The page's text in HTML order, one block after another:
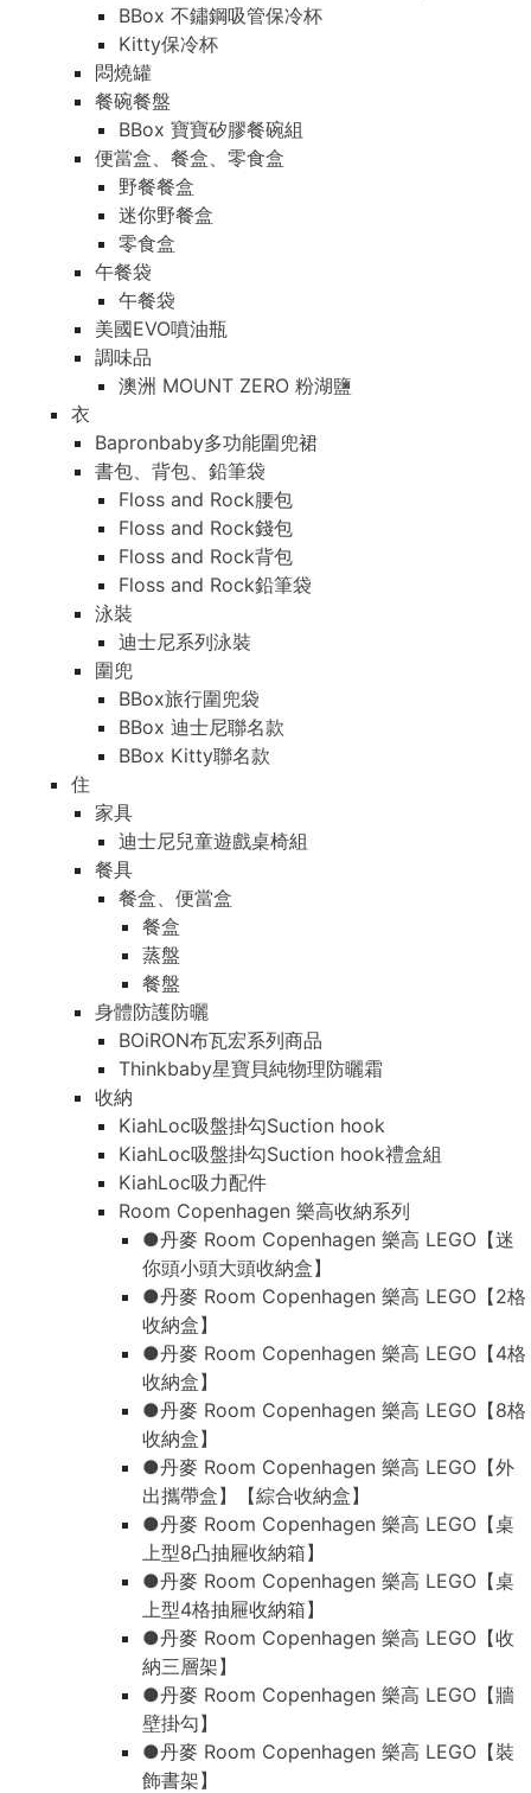
BBox 不鏽鋼吸管保冷杯
Kitty保冷杯
悶燒罐
餐碗餐盤
BBox 寶寶矽膠餐碗組
便當盒、餐盒、零食盒
野餐餐盒
迷你野餐盒
零食盒
午餐袋
午餐袋
美國EVO噴油瓶
調味品
澳洲 MOUNT ZERO 粉湖鹽
衣
Bapronbaby多功能圍兜裙
書包、背包、鉛筆袋
Floss and Rock腰包
Floss and Rock錢包
Floss and Rock背包
Floss and Rock鉛筆袋
泳裝
迪士尼系列泳裝
圍兜
BBox旅行圍兜袋
BBox 迪士尼聯名款
BBox Kitty聯名款
住
家具
迪士尼兒童遊戲桌椅組
餐具
餐盒、便當盒
餐盒
蒸盤
餐盤
身體防護防曬
BOiRON布瓦宏系列商品
Thinkbaby星寶貝純物理防曬霜
收納
KiahLoc吸盤掛勾Suction hook
KiahLoc吸盤掛勾Suction hook禮盒組
KiahLoc吸力配件
Room Copenhagen 樂高收納系列
●丹麥 Room Copenhagen 樂高 LEGO【迷
你頭小頭大頭收納盒】
●丹麥 Room Copenhagen 樂高 LEGO【2格
收納盒】
●丹麥 Room Copenhagen 樂高 LEGO【4格
收納盒】
●丹麥 Room Copenhagen 樂高 LEGO【8格
收納盒】
●丹麥 Room Copenhagen 樂高 LEGO【外
出攜帶盒】【綜合收納盒】
●丹麥 Room Copenhagen 樂高 LEGO【桌
上型8凸抽屜收納箱】
●丹麥 Room Copenhagen 樂高 LEGO【桌
上型4格抽屜收納箱】
●丹麥 Room Copenhagen 樂高 LEGO【收
納三層架】
●丹麥 Room Copenhagen 樂高 LEGO【牆
壁掛勾】
●丹麥 Room Copenhagen 樂高 LEGO【裝
飾書架】